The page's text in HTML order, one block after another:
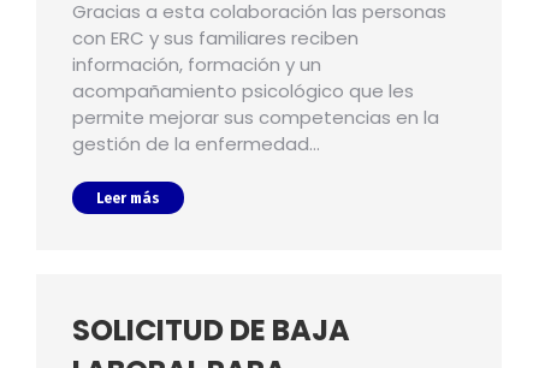
Gracias a esta colaboración las personas
con ERC y sus familiares reciben
información, formación y un
acompañamiento psicológico que les
permite mejorar sus competencias en la
gestión de la enfermedad…
Leer más
SOLICITUD DE BAJA